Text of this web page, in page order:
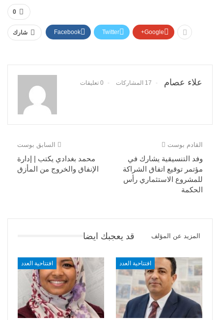
0
شارك Facebook Twitter Google+
علاء عصام 17 المشاركات 0 تعليقات
السابق بوست
محمد بغدادي يكتب | إدارة
الإنفاق والخروج من المأزق
القادم بوست
وفد التنسيقية يشارك في
مؤتمر توقيع اتفاق الشراكة
للمشروع الاستثماري رأس
الحكمة
قد يعجبك ايضا المزيد عن المؤلف
افتتاحية العدد افتتاحية العدد